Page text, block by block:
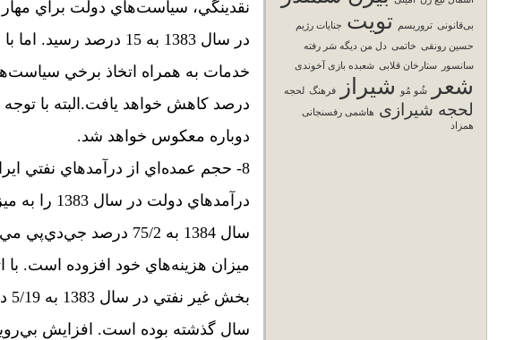
بی‌قانونی تروریسم تویت جنایات رژیم
حسین رونقی خاتمی دل من دیگه سَر رفته
سانسور
ستارخان قلابی شعبده بازی آخوندی
شعر شُو مُو شیراز فرهنگ لحجه
لحجه شیرازی
هاشمی رفسنجانی
همزاد
در سال 1383 به 15
درصد كاهش خواهد يافت.البته با
دوباره معكوس خواهد شد.
8- حجم عمده‌اي از درآمدهاي نفتي
سال 1384 به 75/2
ميزان هزينه‌هاي خود افزوده است.
سال گذشته بوده است. افزايش